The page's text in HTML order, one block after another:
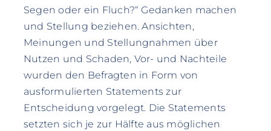
Segen oder ein Fluch?“ Gedanken machen
und Stellung beziehen. Ansichten,
Meinungen und Stellungnahmen über
Nutzen und Schaden, Vor- und Nachteile
wurden den Befragten in Form von
ausformulierten Statements zur
Entscheidung vorgelegt. Die Statements
setzten sich je zur Hälfte aus möglichen